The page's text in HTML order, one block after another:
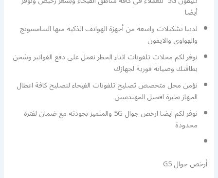
أيضا
لدينا تشكيلات واسعة من أجهزة الهواتف الذكية منها السامسونج
والهواوي والايفون
نوفر لكم محلات تلفونات اثناء الحظر نعمل على دفع الفواتير وشحن
بطاقتك وصيانة فورية لجهازك
نؤمن محل متخصص تصليح تلفونات الفيحاء لتصليح كافة اعطال
الجهاز بخبرة افضل المهندسين
نوفر لكم ايضا ارخص جوال 5G والمتميز بجودته مع ضمان لفترة
محدودة
أرخص جوال G5